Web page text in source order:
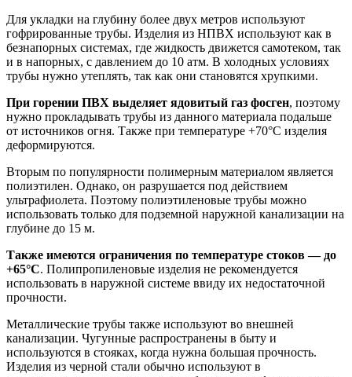
Для укладки на глубину более двух метров используют
гофрированные трубы. Изделия из НПВХ используют как в
безнапорных системах, где жидкость движется самотеком, так
и в напорных, с давлением до 10 атм. В холодных условиях
трубы нужно утеплять, так как они становятся хрупкими.
При горении ПВХ выделяет ядовитый газ фосген, поэтому
нужно прокладывать трубы из данного материала подальше
от источников огня. Также при температуре +70°C изделия
деформируются.
Вторым по популярности полимерным материалом является
полиэтилен. Однако, он разрушается под действием
ультрафиолета. Поэтому полиэтиленовые трубы можно
использовать только для подземной наружной канализации на
глубине до 15 м.
Также имеются ограничения по температуре стоков — до
+65°C. Полипропиленовые изделия не рекомендуется
использовать в наружной системе ввиду их недостаточной
прочности.
Металлические трубы также используют во внешней
канализации. Чугунные распространены в быту и
используются в стояках, когда нужна большая прочность.
Изделия из черной стали обычно используют в